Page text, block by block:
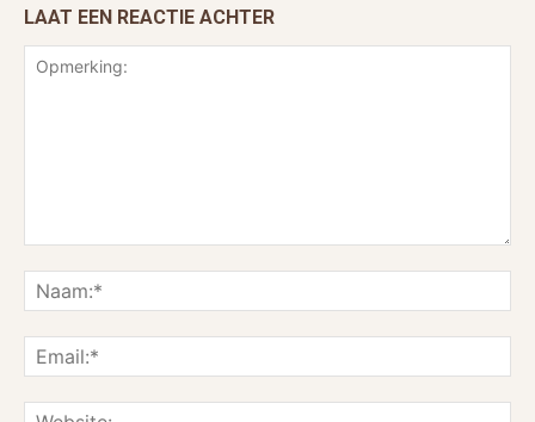
LAAT EEN REACTIE ACHTER